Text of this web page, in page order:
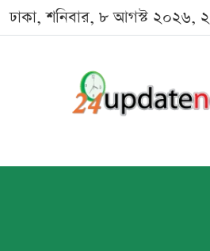
ঢাকা, শনিবার, ৮ আগস্ট ২০২৬,